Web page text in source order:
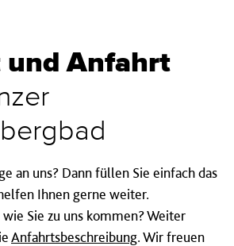
und Anfahrt
an uns? Dann füllen Sie einfach das
Ihnen gerne weiter.
Sie zu uns kommen? Weiter
Anfahrtsbeschreibung. Wir freuen